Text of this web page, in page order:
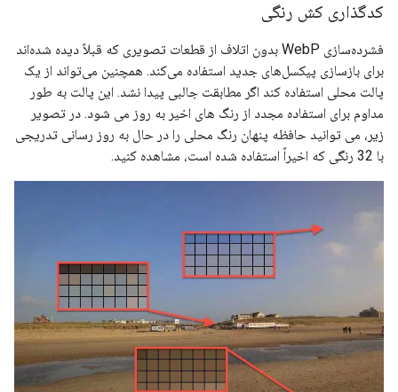
کدگذاری کش رنگی
فشرده‌سازی WebP بدون اتلاف از قطعات تصویری که قبلاً دیده شده‌اند
برای بازسازی پیکسل‌های جدید استفاده می‌کند. همچنین می‌تواند از یک
پالت محلی استفاده کند اگر مطابقت جالبی پیدا نشد. این پالت به طور
مداوم برای استفاده مجدد از رنگ های اخیر به روز می شود. در تصویر
زیر، می توانید حافظه پنهان رنگ محلی را در حال به روز رسانی تدریجی
با 32 رنگی که اخیراً استفاده شده است، مشاهده کنید.